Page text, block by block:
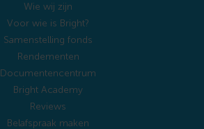
Wie wij zijn
Voor wie is Bright?
Samenstelling fonds
Rendementen
Documentencentrum
Bright Academy
Reviews
Belafspraak maken